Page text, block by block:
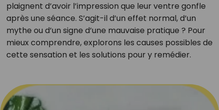
plaignent d’avoir l’impression que leur ventre gonfle
après une séance. S’agit-il d’un effet normal, d’un
mythe ou d’un signe d’une mauvaise pratique ? Pour
mieux comprendre, explorons les causes possibles de
cette sensation et les solutions pour y remédier.